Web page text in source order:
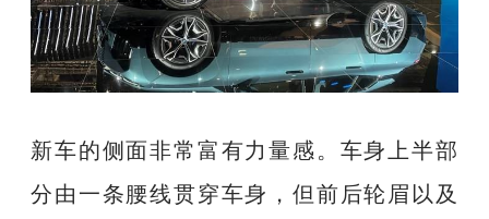
新车的侧面非常富有力量感。车身上半部
分由一条腰线贯穿车身，但前后轮眉以及